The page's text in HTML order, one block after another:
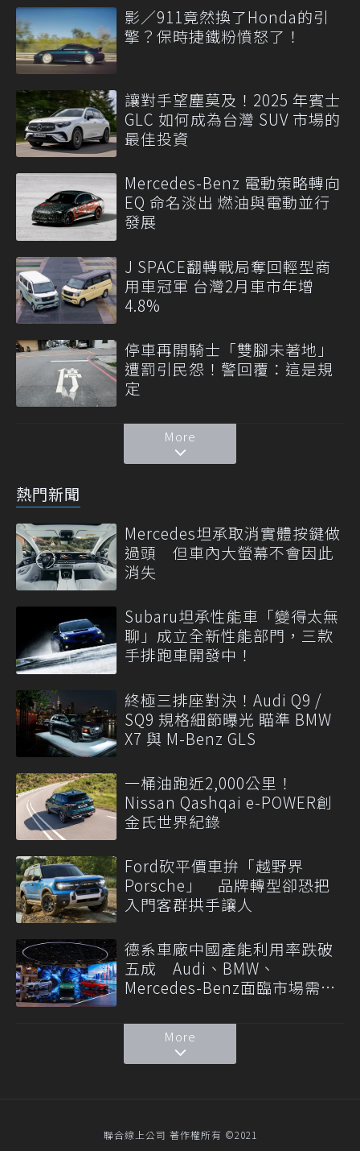
影／911竟然換了Honda的引
擎？保時捷鐵粉憤怒了！
讓對手望塵莫及！2025 年賓士
GLC 如何成為台灣 SUV 市場的
最佳投資
Mercedes-Benz 電動策略轉向
EQ 命名淡出 燃油與電動並行
發展
J SPACE翻轉戰局奪回輕型商
用車冠軍 台灣2月車市年增
4.8%
停車再開騎士「雙腳未著地」
遭罰引民怨！警回覆：這是規
定
More
熱門新聞
Mercedes坦承取消實體按鍵做
過頭 但車內大螢幕不會因此
消失
Subaru坦承性能車「變得太無
聊」成立全新性能部門，三款
手排跑車開發中！
終極三排座對決！Audi Q9 /
SQ9 規格細節曝光 瞄準 BMW
X7 與 M-Benz GLS
一桶油跑近2,000公里！
Nissan Qashqai e-POWER創
金氏世界紀錄
Ford砍平價車拚「越野界
Porsche」 品牌轉型卻恐把
入門客群拱手讓人
德系車廠中國產能利用率跌破
五成 Audi、BMW、
Mercedes-Benz面臨市場需求
More
聯合線上公司 著作權所有 ©2021